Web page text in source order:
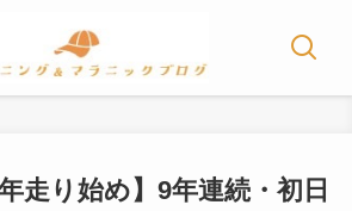
年走り始め】9年連続・初日